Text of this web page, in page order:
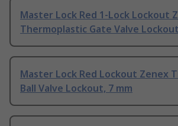
Master Lock Red 1-Lock Lockout
Thermoplastic Gate Valve Lockout
Master Lock Red Lockout Zenex
Ball Valve Lockout, 7 mm